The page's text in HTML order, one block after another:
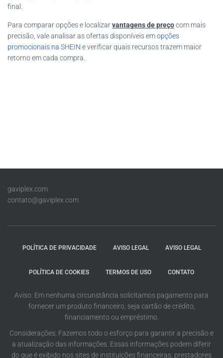
final.
Para comparar opções e localizarvantagens de preçocom mais
precisão, vale analisar as ofertas disponíveis emopções
promocionais na SHEIN e verificar quais recursos trazem maior
retorno em cada compra.
gaviplex.com
contato@gaviplex.com
POLÍTICA DE PRIVACIDADE AVISO LEGAL AVISO LEGAL
POLÍTICA DE COOKIES TERMOS DE USO CONTATO
Aviso: Em nenhuma circunstância solicitamos pagamento para
fornecer um produto financeiro, seja cartão de crédito,
financiamento ou empréstimo.
Considerações: Fazemos todo o esforço para garantir a precisão e
a atualização das informações. Essas informações podem diferir
do que é exibido nos sites de instituições financeiras, prestadores